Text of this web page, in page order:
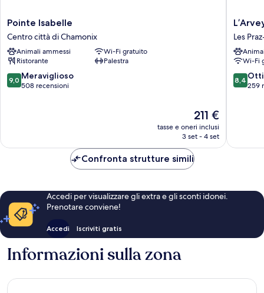
Pointe
Isabelle
Centro
città
di
Chamonix
Pointe Isabelle
Centro città di Chamonix
Animali ammessi
Wi-Fi gratuito
Ristorante
Palestra
9.0
su
9,0 Meraviglioso
508 recensioni
Il
prezzo
attuale
211 €
211 €
tasse e oneri inclusi
3 set - 4 set
Open
House
Les
Praz-
de-
Les
Wi-Fi
8.4
su
8,4
259
Confronta strutture simili
Accedi per visualizzare gli extra e gli sconti idonei.
Prenotare conviene!
Accedi Iscriviti gratis
Informazioni sulla zona